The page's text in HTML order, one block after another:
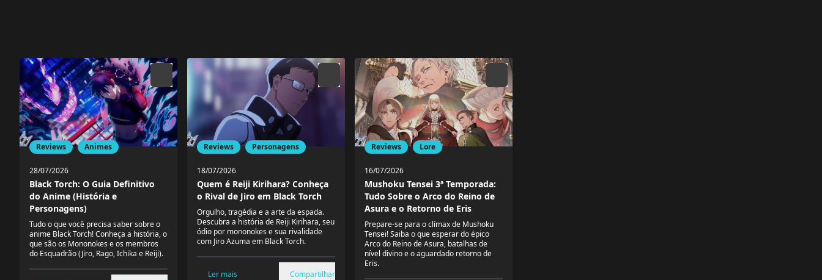
Reviews Animes
28/07/2026
Black Torch: O Guia Definitivo
do Anime (História e
Personagens)
Tudo o que você precisa saber sobre o
anime Black Torch! Conheça a história, o
que são os Mononokes e os membros
do Esquadrão (Jiro, Rago, Ichika e Reiji).
Reviews Personagens
18/07/2026
Quem é Reiji Kirihara? Conheça
o Rival de Jiro em Black Torch
Orgulho, tragédia e a arte da espada.
Descubra a história de Reiji Kirihara, seu
ódio por mononokes e sua rivalidade
com Jiro Azuma em Black Torch.
Ler mais Compartilhar
Reviews Lore
16/07/2026
Mushoku Tensei 3ª Temporada:
Tudo Sobre o Arco do Reino de
Asura e o Retorno de Eris
Prepare-se para o clímax de Mushoku
Tensei! Saiba o que esperar do épico
Arco do Reino de Asura, batalhas de
nível divino e o aguardado retorno de
Eris.